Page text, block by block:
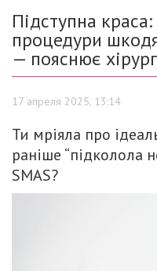
Підступна
процедури
— пояснює
17 апреля 2025, 13:14
Ти мріяла про
раніше “підколола
SMAS?